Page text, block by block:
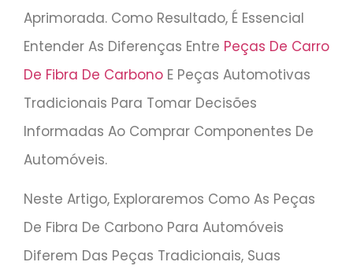
Aprimorada. Como Resultado, É Essencial
Entender As Diferenças Entre Peças De Carro
De Fibra De Carbono E Peças Automotivas
Tradicionais Para Tomar Decisões
Informadas Ao Comprar Componentes De
Automóveis.
Neste Artigo, Exploraremos Como As Peças
De Fibra De Carbono Para Automóveis
Diferem Das Peças Tradicionais, Suas